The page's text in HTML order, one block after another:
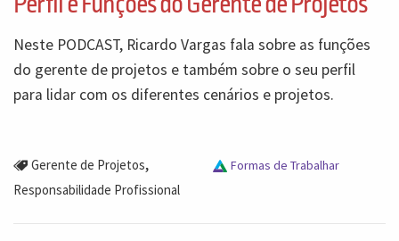
Neste PODCAST, Ricardo Vargas fala sobre as funções
do gerente de projetos e também sobre o seu perfil
para lidar com os diferentes cenários e projetos.
Gerente de Projetos,
Responsabilidade Profissional
Formas de Trabalhar